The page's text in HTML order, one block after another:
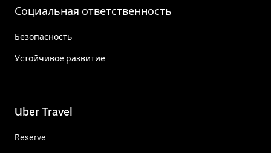
Социальная ответственность
Безопасность
Устойчивое развитие
Uber Travel
Reserve